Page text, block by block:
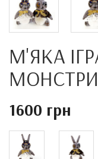
М'ЯКА
1600 грн